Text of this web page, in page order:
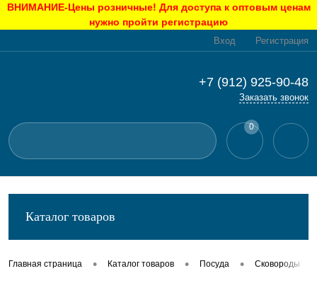
ВНИМАНИЕ-Цены розничные! Для доступа к оптовым ценам
нужно пройти регистрацию
Вход Регистрация
+7 (912) 925-90-48
Заказать звонок
0
Каталог товаров
Главная страница • Каталог товаров • Посуда • Сковороды